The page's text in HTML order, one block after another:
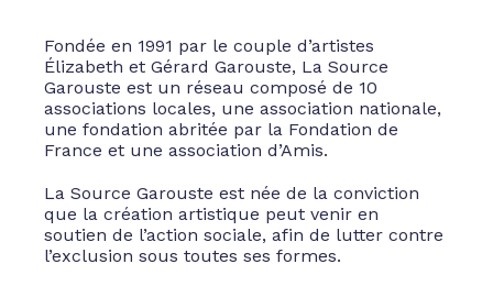
Fondée en 1991 par le couple d’artistes
Élizabeth et Gérard Garouste, La Source
Garouste est un réseau composé de 10
associations locales, une association nationale,
une fondation abritée par la Fondation de
France et une association d’Amis.
La Source Garouste est née de la conviction
que la création artistique peut venir en
soutien de l’action sociale, afin de lutter contre
l’exclusion sous toutes ses formes.